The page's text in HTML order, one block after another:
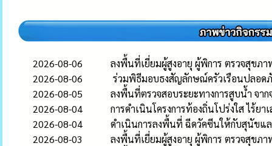
2026-08-06
ลงพื้นที่เยี่ยมผู้สูงอายุ ผู้พิการ ตรวจสุขภ
2026-08-06
ร่วมพิธีมอบธงสัญลักษณ์ครัวเรือนปลอด
2026-08-05
ลงพื้นที่ตรวจสอบระยะทางการสูบน้ำ จ
2026-08-04
การดำเนินโครงการท้องถิ่นโปร่งใส ไร้ยา
2026-08-04
ดำเนินการลงพื้นที่ ฉีดวัคซีนให้กับสุนัขแ
2026-08-03
ลงพื้นที่เยี่ยมผู้สูงอายุ ผู้พิการ ตรวจสุขภ